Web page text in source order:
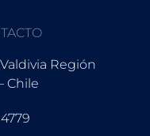
Región
Chile